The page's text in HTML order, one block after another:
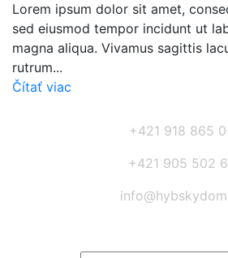
Lorem ipsum dolor sit amet,
sed eiusmod tempor incidunt ut
magna aliqua. Vivamus sagittis
rutrum...
Čítať viac
+421 918 865
+421 905 502